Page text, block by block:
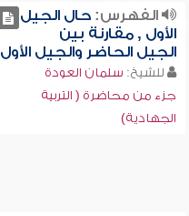
الفهرس:حال الجيل
الأول , مقارنة بين
الجيل الحاضر والجيل الأول
للشيخ: سلمان العودة
جزء من محاضرة ( التربية
الجهادية)